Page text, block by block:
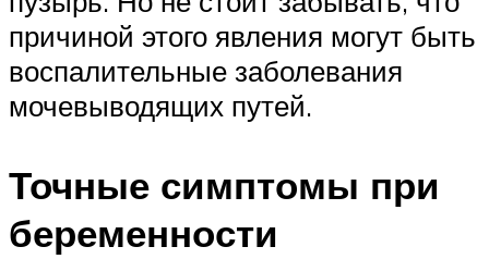
причиной этого явления могут быть
воспалительные заболевания
мочевыводящих путей.
Точные симптомы при
беременности